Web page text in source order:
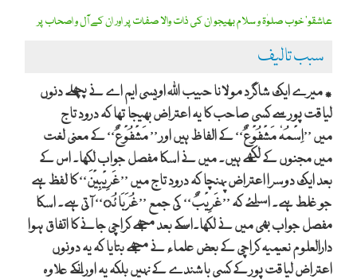
عاشقو‘ خوب صلوٰۃ و سلام بھیجو ان کی ذات والا صفات پر اور ان کے آل و اصحاب پر
سبب تالیف
٭ میرے ایک شاگرد مولانا حبیب اللہ اویسی ایم اے نے پچھلے دنوں
لیاقت پور سے کسی صاحب کا یہ اعتراض بھیجا تھا کہ درود تاج
میں ’’اِسْمُہٗ مَشْفُوْعٌ‘‘ کے الفاظ ہیں اور ’’ مَشْفُوْعٌ‘‘ کے معنی لغت
میں مجنوں کے لکھے ہیں۔ میں نے اسکا مفصل جواب لکھا۔ اس کے
بعد ایک دوسرا اعتراض پہنچا کہ درود تاج میں ’’غَرِیْبِیْنَ‘‘ کا لفظ ہے
جو غلط ہے۔ اسلئے کہ ’’غَرِیْبٌ‘‘ کی جمع ’’غُرَبَا ئُ‘‘ آتی ہے۔ اسکا
مفصل جواب بھی میں نے لکھا۔اسکے بعد مجھے کراچی جانے کا اتفاق ہوا
دارالعلوم نعیمیہ کراچی کے بعض علماء نے مجھے بتایا کہ یہ دونوں
اعتراض لیاقت پور کے کسی باشندے کے نہیں بلکہ یہ اور انکے علاوہ